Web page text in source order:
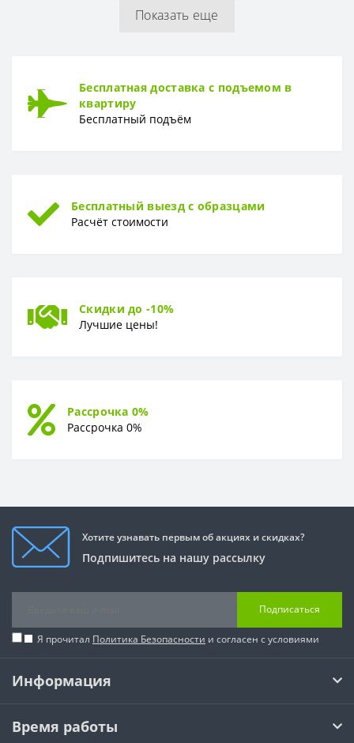
Тип Горячее тиснение
Показать еще
Бесплатная доставка с подъемом в
квартиру
Бесплатный подъём
Бесплатный выезд с образцами
Расчёт стоимости
Скидки до -10%
Лучшие цены!
Рассрочка 0%
Рассрочка 0%
Хотите узнавать первым об акциях и скидках?
Подпишитесь на нашу рассылку
Подписаться
Я прочитал Политика Безопасности и согласен с условиями
Информация
Время работы